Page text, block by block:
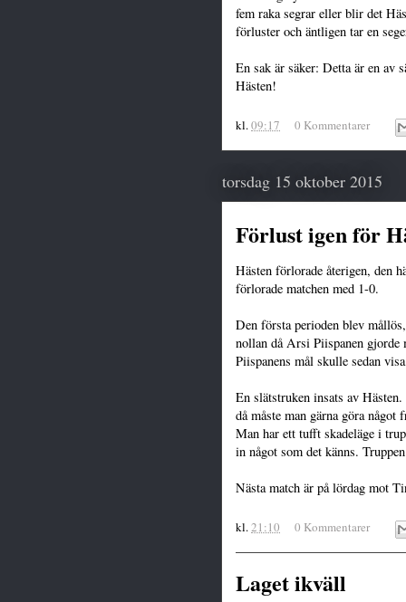
fem raka segrar eller blir det
förluster och äntligen tar en
En sak är säker: Detta är en av
Hästen!
kl.09:17 0 Kommentarer
torsdag 15 oktober 2015
Förlust igen för
Hästen förlorade återigen, den
förlorade matchen med 1-0.
Den första perioden blev
nollan då Arsi Piispanen gjorde
Piispanens mål skulle sedan
En slätstruken insats av
då måste man gärna göra något
Man har ett tufft skadeläge i
in något som det känns.
Nästa match är på lördag mot
kl.21:10 0 Kommentarer
Laget ikväll